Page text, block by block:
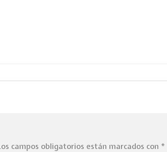
campos obligatorios están marcados con *